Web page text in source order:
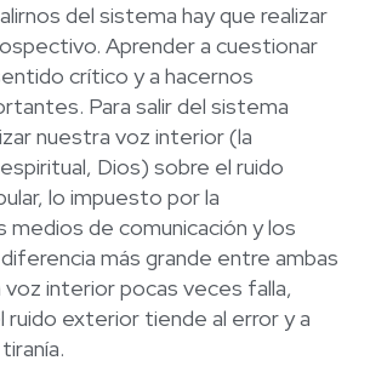
del sistema hay que realizar
Aprender a cuestionar
crítico y a hacernos
Para salir del sistema
nuestra voz interior (la
Dios) sobre el ruido
lo impuesto por la
medios de comunicación y los
más grande entre ambas
interior pocas veces falla,
ruido exterior tiende al error y a